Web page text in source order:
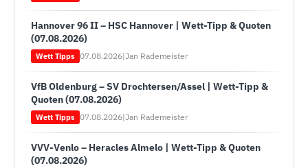
Hannover 96 II – HSC Hannover | Wett-Tipp & Quoten
(07.08.2026)
Wett Tipps 07.08.2026|Jan Rademeister
VfB Oldenburg – SV Drochtersen/Assel | Wett-Tipp &
Quoten (07.08.2026)
Wett Tipps 07.08.2026|Jan Rademeister
VVV-Venlo – Heracles Almelo | Wett-Tipp & Quoten
(07.08.2026)